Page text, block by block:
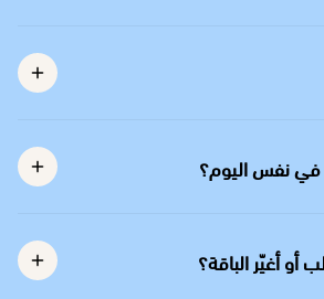
نفس اليوم؟
أغيّر الباقة؟